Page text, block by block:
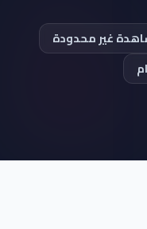
غير محدودة